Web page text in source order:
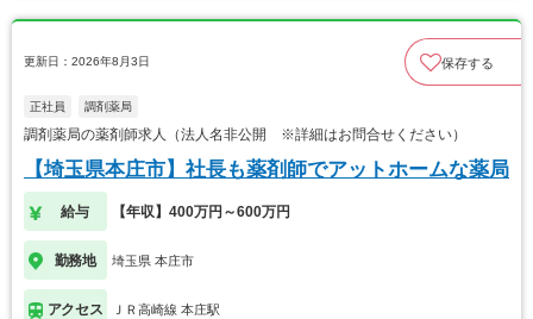
更新日：2026年8月3日 保存する
正社員 調剤薬局
調剤薬局の薬剤師求人（法人名非公開 ※詳細はお問合せください）
【埼玉県本庄市】社長も薬剤師でアットホームな薬局
給与 【年収】400万円～600万円
勤務地 埼玉県 本庄市
アクセス ＪＲ高崎線 本庄駅